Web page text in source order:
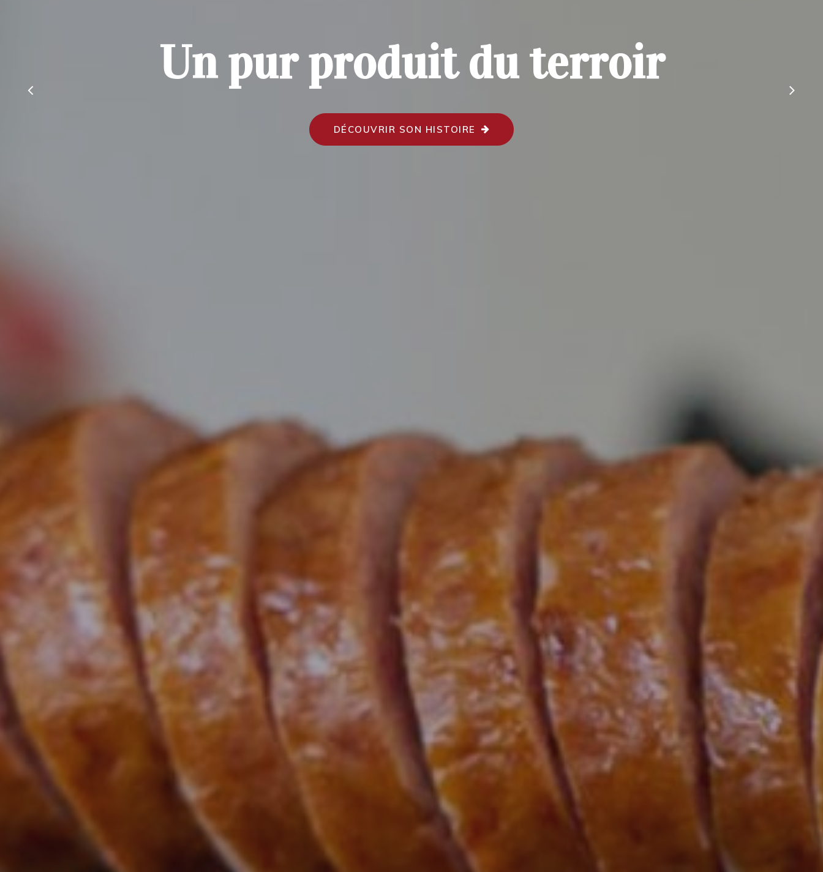
Un pur produit du terroir
DÉCOUVRIR SON HISTOIRE